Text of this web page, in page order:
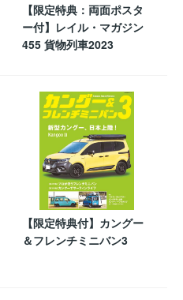
【限定特典：両面ポスタ
ー付】レイル・マガジン
455 貨物列車2023
【限定特典付】カングー
＆フレンチミニバン3